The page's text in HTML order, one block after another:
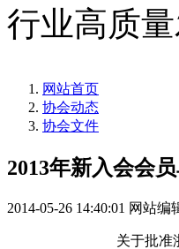
行业高质
网站首页
协会动态
协会文件
2013年新入会会
2014-05-26 14:40:01 网站编
关于批准浙江杰立